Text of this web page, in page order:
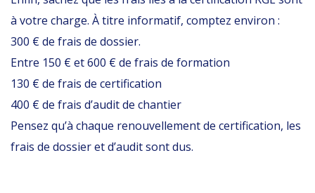
à votre charge. À titre informatif, comptez environ :
300 € de frais de dossier.
Entre 150 € et 600 € de frais de formation
130 € de frais de certification
400 € de frais d’audit de chantier
Pensez qu’à chaque renouvellement de certification, les
frais de dossier et d’audit sont dus.